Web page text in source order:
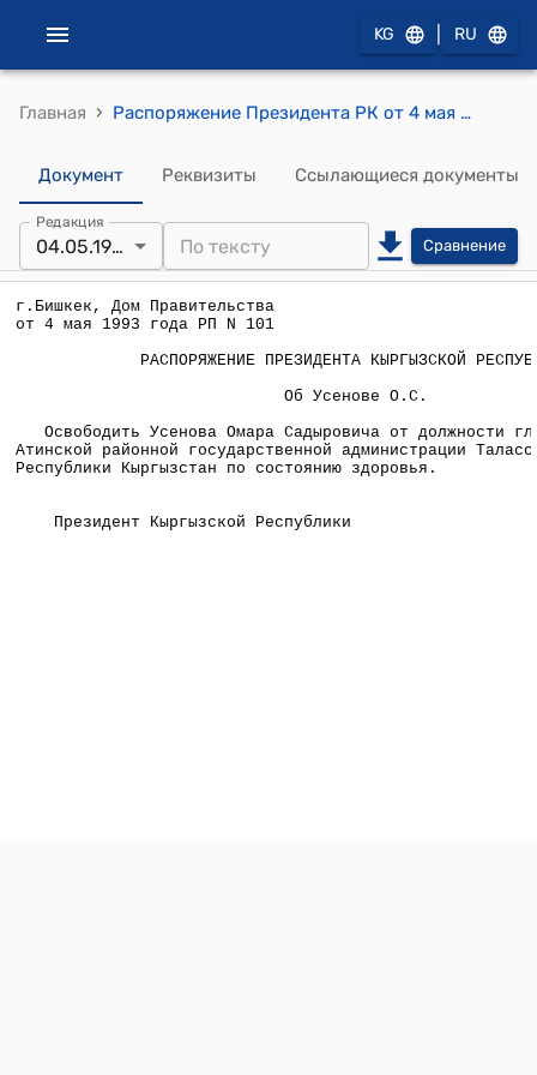
KG RU
Главная › Распоряжение Президента РК от 4 мая 1993 года N РП-101 "Об Усенове О.С."
Документ Реквизиты Ссылающиеся документы
Редакция
04.05.1993 Сравнение